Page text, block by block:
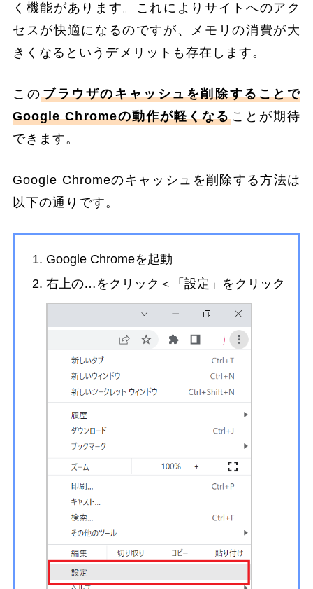
く機能があります。これによりサイトへのアク
セスが快適になるのですが、メモリの消費が大
きくなるというデメリットも存在します。
このブラウザのキャッシュを削除することで
Google Chromeの動作が軽くなることが期待
できます。
Google Chromeのキャッシュを削除する方法は
以下の通りです。
Google Chromeを起動
右上の…をクリック＜「設定」をクリック